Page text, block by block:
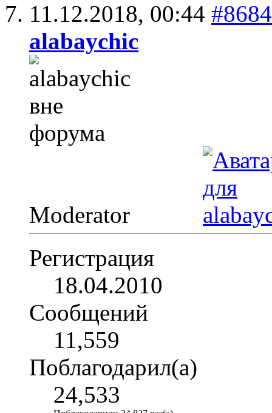
11.12.2018, 00:44 #8684
alabaychic
Moderator
Регистрация
18.04.2010
Сообщений
11,559
Поблагодарил(а)
24,533